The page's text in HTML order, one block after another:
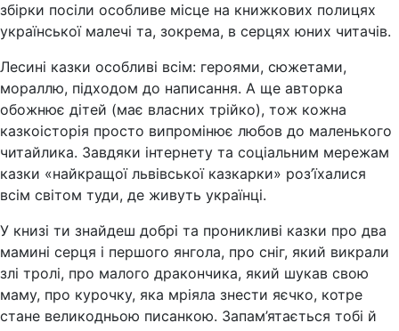
збірки посіли особливе місце на книжкових полицях
української малечі та, зокрема, в серцях юних читачів.
Лесині казки особливі всім: героями, сюжетами,
мораллю, підходом до написання. А ще авторка
обожнює дітей (має власних трійко), тож кожна
казкоісторія просто випромінює любов до маленького
читайлика. Завдяки інтернету та соціальним мережам
казки «найкращої львівської казкарки» роз’їхалися
всім світом туди, де живуть українці.
У книзі ти знайдеш добрі та проникливі казки про два
мамині серця і першого янгола, про сніг, який викрали
злі тролі, про малого дракончика, який шукав свою
маму, про курочку, яка мріяла знести яєчко, котре
стане великодньою писанкою. Запам’ятається тобі й